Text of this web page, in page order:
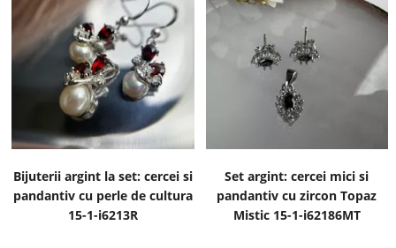
Bijuterii argint la set: cercei si
pandantiv cu perle de cultura
15-1-i6213R
Set argint: cercei mici si
pandantiv cu zircon Topaz
Mistic 15-1-i62186MT